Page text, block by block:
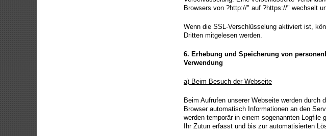
Browsers von ?http://" auf ?https://" wechselt
Wenn die SSL-Verschlüsselung aktiviert ist,
Dritten mitgelesen werden.
6. Erhebung und Speicherung von
Verwendung
a) Beim Besuch der Webseite
Beim Aufrufen unserer Webseite werden
Browser automatisch Informationen an den
werden temporär in einem sogenannten Logfile
Ihr Zutun erfasst und bis zur automatisierten